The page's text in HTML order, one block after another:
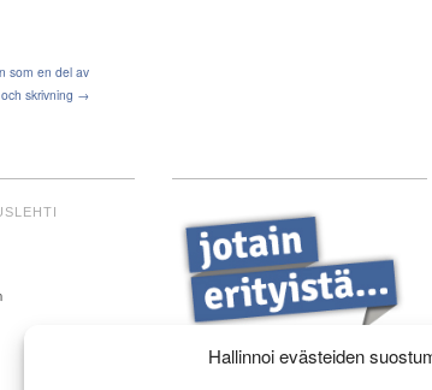
Hallinnoi evästeiden
som en del av
skrivning →